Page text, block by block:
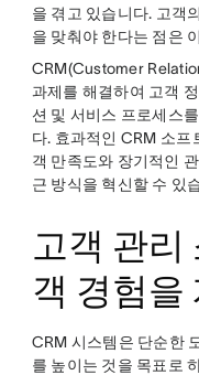
을 겪고 있습니다. 고객
을 맞춰야 한다는 점은
CRM(Customer
과제를 해결하여 고객
션 및 서비스 프로세스
다. 효과적인 CRM 소
객 만족도와 장기적인
근 방식을 혁신할 수 있
고객 관리
객 경험을
CRM 시스템은 단순한
를 높이는 것을 목표로